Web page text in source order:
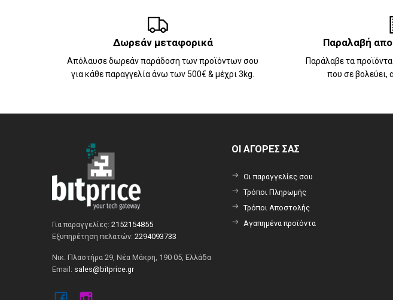
Δωρεάν μεταφορικά
Απόλαυσε δωρεάν παράδοση των προϊόντων σου
για κάθε παραγγελία άνω των 500€ & μέχρι 3kg.
Παραλαβή
Παράλαβε τα
που σε βολεύει,
Για παραγγελίες: 2152154855
Εξυπηρέτηση πελατών: 2294093733
Νικ. Πλαστήρα 29, Νέα Μάκρη, 190 05, Ελλάδα
Email: sales@bitprice.gr
ΟΙ ΑΓΟΡΕΣ ΣΑΣ
Οι παραγγελίες σου
Τρόποι Πληρωμής
Τρόποι Αποστολής
Αγαπημένα προϊόντα